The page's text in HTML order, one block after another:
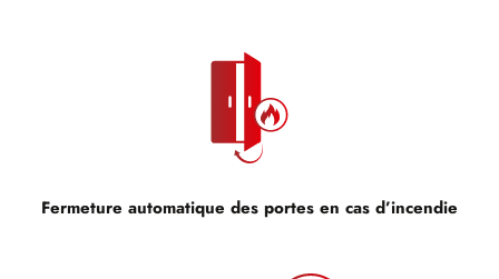
Fermeture automatique des portes en cas d’incendie